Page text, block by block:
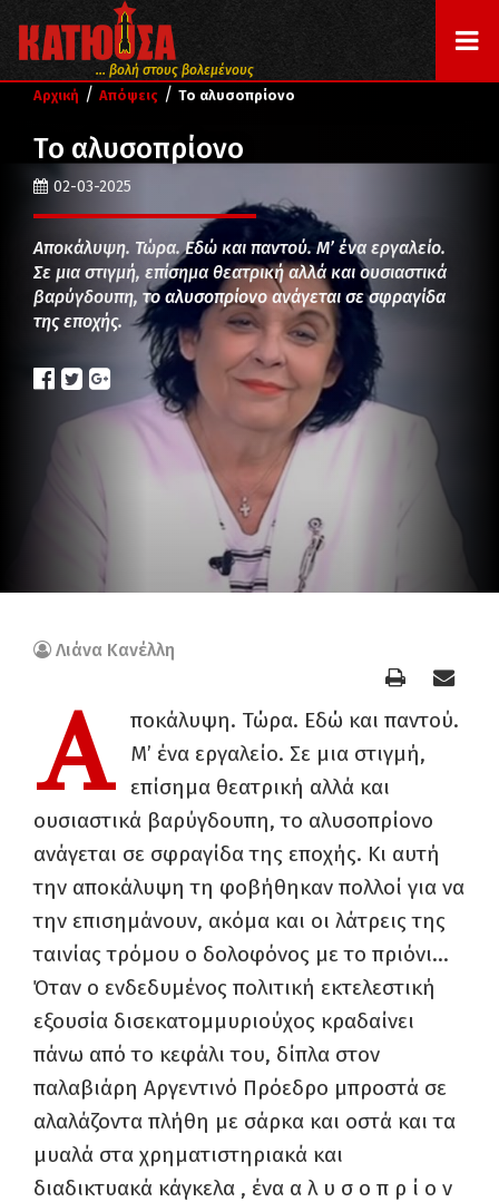
... βολή στους βολεμένους
Αρχική / Απόψεις / Το αλυσοπρίονο
Το αλυσοπρίονο
02-03-2025
Αποκάλυψη. Τώρα. Εδώ και παντού. Μ’ ένα εργαλείο.
Σε μια στιγμή, επίσημα θεατρική αλλά και ουσιαστικά
βαρύγδουπη, το αλυσοπρίονο ανάγεται σε σφραγίδα
της εποχής.
Λιάνα Κανέλλη
Α
ποκάλυψη. Τώρα. Εδώ και παντού.
Μ’ ένα εργαλείο. Σε μια στιγμή,
επίσημα θεατρική αλλά και
ουσιαστικά βαρύγδουπη, το αλυσοπρίονο
ανάγεται σε σφραγίδα της εποχής. Κι αυτή
την αποκάλυψη τη φοβήθηκαν πολλοί για να
την επισημάνουν, ακόμα και οι λάτρεις της
ταινίας τρόμου ο δολοφόνος με το πριόνι…
Όταν ο ενδεδυμένος πολιτική εκτελεστική
εξουσία δισεκατομμυριούχος κραδαίνει
πάνω από το κεφάλι του, δίπλα στον
παλαβιάρη Αργεντινό Πρόεδρο μπροστά σε
αλαλάζοντα πλήθη με σάρκα και οστά και τα
μυαλά στα χρηματιστηριακά και
διαδικτυακά κάγκελα , ένα α λ υ σ ο π ρ ί ο ν